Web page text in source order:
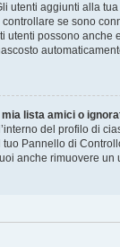
utenti aggiunti alla
se sono
possono anche
lista amici o
del profilo di
Pannello di
anche rimuovere